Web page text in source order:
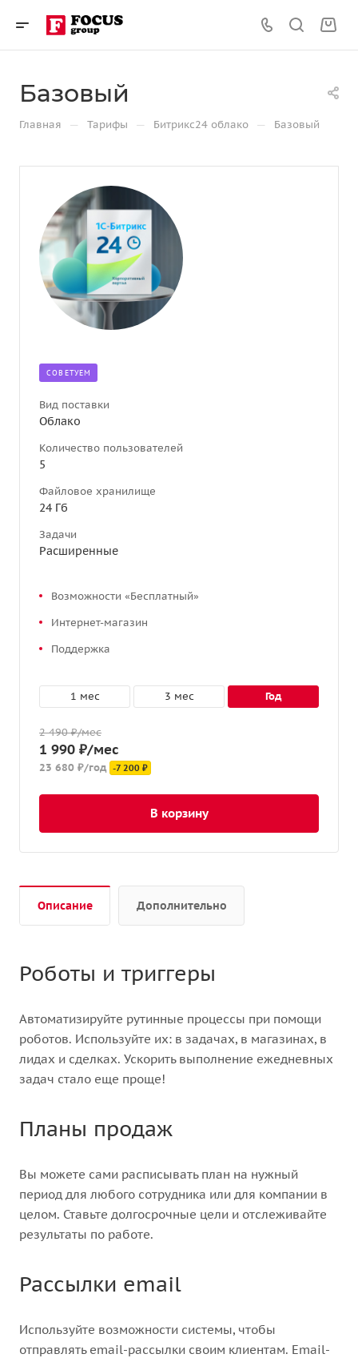
Базовый
Главная — Тарифы — Битрикс24 облако — Базовый
CОВЕТУЕМ
Вид поставки
Облако
Количество пользователей
5
Файловое хранилище
24 Гб
Задачи
Расширенные
Возможности «Бесплатный»
Интернет-магазин
Поддержка
1 мес 3 мес год
2 490 ₽/мес
1 990 ₽/мес
23 680 ₽/год -7 200 ₽
В корзину
Описание Дополнительно
Роботы и триггеры
Автоматизируйте рутинные процессы при помощи
роботов. Используйте их: в задачах, в магазинах, в
лидах и сделках. Ускорить выполнение ежедневных
задач стало еще проще!
Планы продаж
Вы можете сами расписывать план на нужный
период для любого сотрудника или для компании в
целом. Ставьте долгосрочные цели и отслеживайте
результаты по работе.
Рассылки email
Используйте возможности системы, чтобы
отправлять email-рассылки своим клиентам. Email-